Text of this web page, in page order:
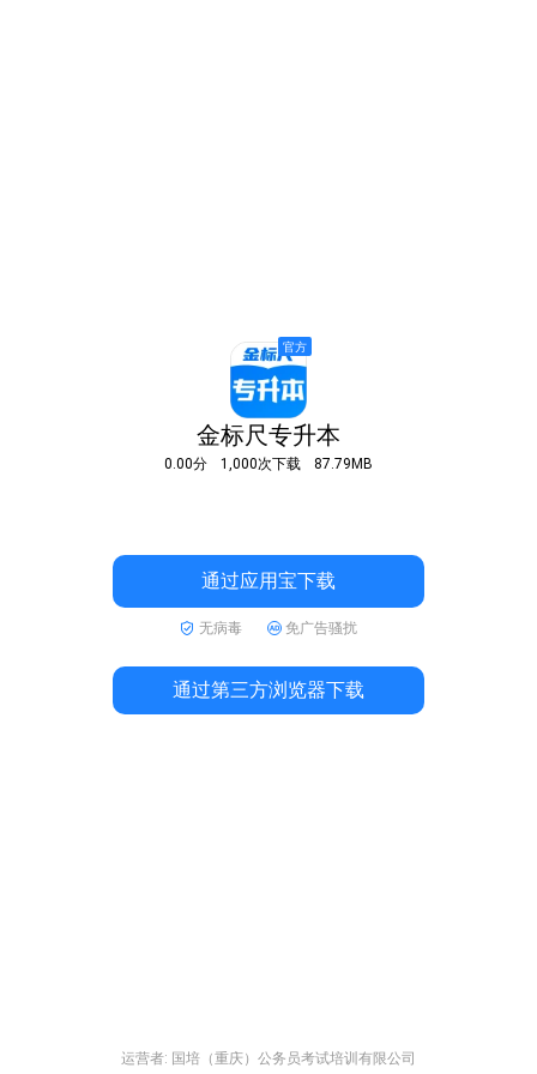
金标尺专升本
0.00分 1,000次下载 87.79MB
通过应用宝下载
无病毒 免广告骚扰
通过第三方浏览器下载
运营者: 国培（重庆）公务员考试培训有限公司